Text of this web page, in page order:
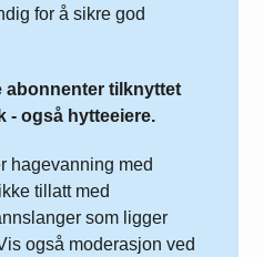
for å sikre god
abonnenter tilknyttet
- også hytteeiere.
hagevanning med
tillatt med
som ligger
også moderasjon ved